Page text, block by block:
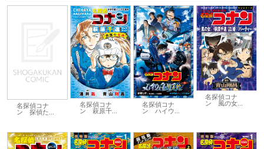
名探偵コナ
ン 探偵た...
名探偵コナ
ン 萩原千...
名探偵コナ
ン ハイウ...
名探偵コナ
ン 風の女...